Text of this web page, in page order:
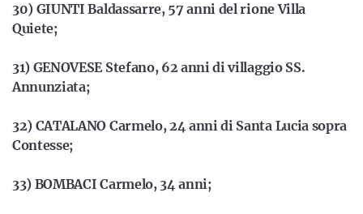
30) GIUNTI Baldassarre, 57 anni del rione Villa
Quiete;
31) GENOVESE Stefano, 62 anni di villaggio SS.
Annunziata;
32) CATALANO Carmelo, 24 anni di Santa Lucia sopra
Contesse;
33) BOMBACI Carmelo, 34 anni;